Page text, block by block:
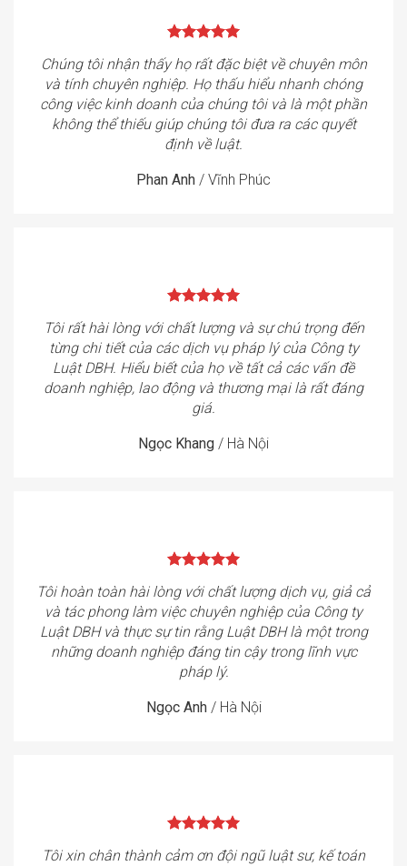
Chúng tôi nhận thấy họ rất đặc biệt về chuyên môn
và tính chuyên nghiệp. Họ thấu hiểu nhanh chóng
công việc kinh doanh của chúng tôi và là một phần
không thể thiếu giúp chúng tôi đưa ra các quyết
định về luật.
Phan Anh / Vĩnh Phúc
Tôi rất hài lòng với chất lượng và sự chú trọng đến
từng chi tiết của các dịch vụ pháp lý của Công ty
Luật DBH. Hiểu biết của họ về tất cả các vấn đề
doanh nghiệp, lao động và thương mại là rất đáng
giá.
Ngọc Khang / Hà Nội
Tôi hoàn toàn hài lòng với chất lượng dịch vụ, giả cả
và tác phong làm việc chuyên nghiệp của Công ty
Luật DBH và thực sự tin rằng Luật DBH là một trong
những doanh nghiệp đáng tin cậy trong lĩnh vực
pháp lý.
Ngọc Anh / Hà Nội
Tôi xin chân thành cảm ơn đội ngũ luật sư, kế toán